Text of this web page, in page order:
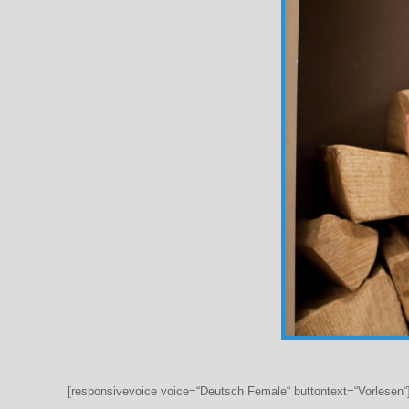
[responsivevoice voice=“Deutsch Female“